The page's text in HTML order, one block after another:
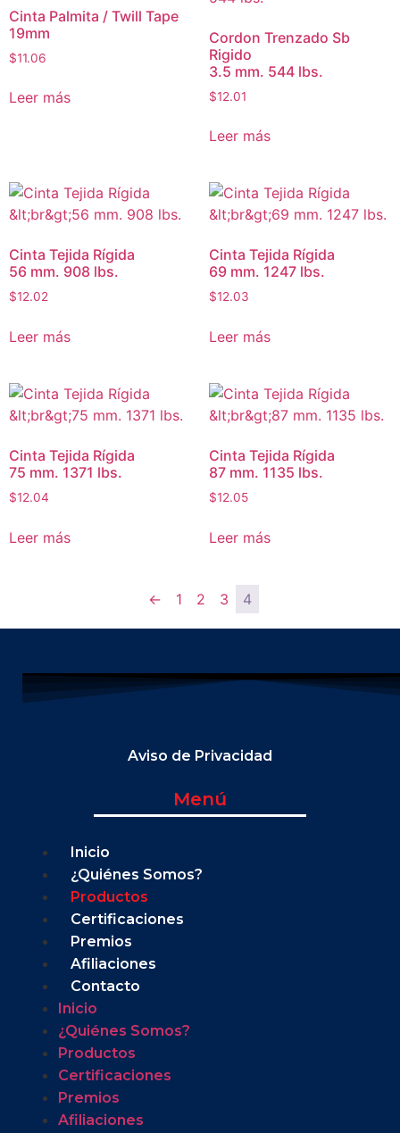
Cinta Palmita / Twill Tape
19mm
$11.06
Leer más
Cordon Trenzado Sb
Rigido
3.5 mm. 544 lbs.
$12.01
Leer más
Cinta Tejida Rígida
56 mm. 908 lbs.
$12.02
Leer más
Cinta Tejida Rígida
69 mm. 1247 lbs.
$12.03
Leer más
Cinta Tejida Rígida
75 mm. 1371 lbs.
$12.04
Leer más
Cinta Tejida Rígida
87 mm. 1135 lbs.
$12.05
Leer más
← 1 2 3 4
Aviso de Privacidad
Menú
Inicio
¿Quiénes Somos?
Productos
Certificaciones
Premios
Afiliaciones
Contacto
Inicio
¿Quiénes Somos?
Productos
Certificaciones
Premios
Afiliaciones